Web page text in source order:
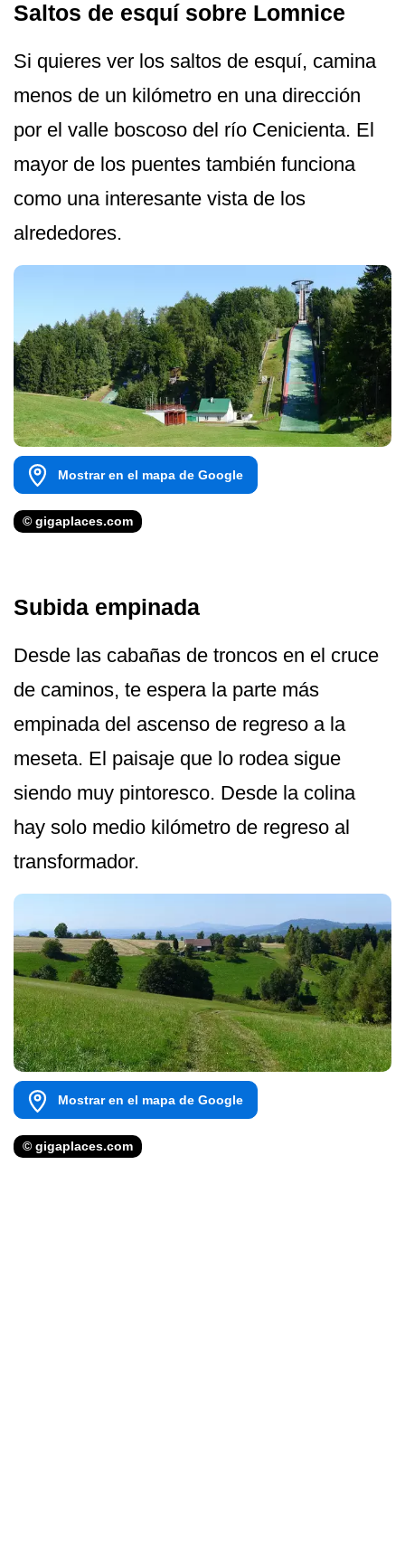
Saltos de esquí sobre Lomnice
Si quieres ver los saltos de esquí, camina
menos de un kilómetro en una dirección
por el valle boscoso del río Cenicienta. El
mayor de los puentes también funciona
como una interesante vista de los
alrededores.
Mostrar en el mapa de Google
© gigaplaces.com
Subida empinada
Desde las cabañas de troncos en el cruce
de caminos, te espera la parte más
empinada del ascenso de regreso a la
meseta. El paisaje que lo rodea sigue
siendo muy pintoresco. Desde la colina
hay solo medio kilómetro de regreso al
transformador.
Mostrar en el mapa de Google
© gigaplaces.com